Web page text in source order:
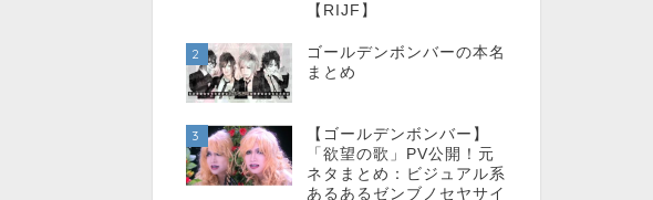
【RIJF】
2
ゴールデンボンバーの本名
まとめ
3
【ゴールデンボンバー】
「欲望の歌」PV公開！元
ネタまとめ：ビジュアル系
あるあるゼンブノセヤサイ